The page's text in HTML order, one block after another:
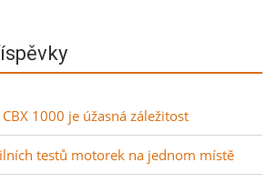
1000 je úžasná záležitost
testů motorek na jednom místě